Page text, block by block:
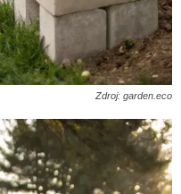
Zdroj: garden.eco